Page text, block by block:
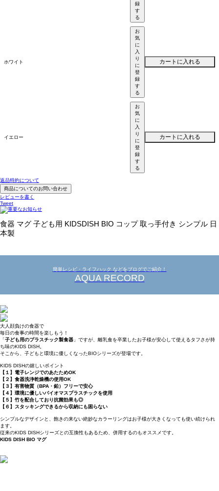
録
す
る
ホワイト
お
気
に
入
り
に
登
録
す
る
カートに入れる
イエロー
お
気
に
入
り
に
登
録
す
る
カートに入れる
返品特約について
商品についてのお問い合わせ
レビューを書く
Tweet
食器 マグ 子ども用 KIDSDISH BIO コップ 取っ手付き シンプル 日
本製
簡単レシピ・ライフハック などをブログでご紹介！
AQUA RECORD
大人顔負けの食器で
毎日の食事の時間を楽しもう！
「子ども用のプラスチック製食器 」ですが、離乳食を卒業したお子様が安心して使えるタフさが持
ち味のKIDS DISH。
そこから、子どもと環境に優しくなったBIOシリーズが登場です。
KIDS DISHの嬉しいポイント
【１】電子レンジでのあたためOK
【２】食器洗浄乾燥機の使用OK
【３】有害物質（BPA・鉛）フリーで安心
【４】環境に優しいバイオマスプラスチックを使用
【５】竹を配合しており抗菌効果も◎
【６】スタッキングできるから収納にも困らない
シンプルなデザインと、飽きの来ない絶妙なカラーリングはお子様が大きくなっても使い続けられ
ます。
従来のKIDS DISHシリーズとの互換性もあるため、併用するのもオススメです。
KIDS DISH BIO マグ